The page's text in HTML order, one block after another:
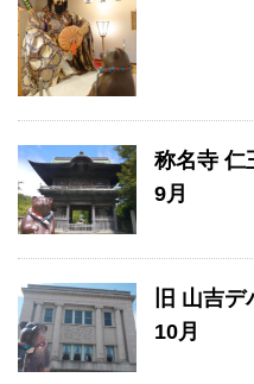
称名寺 仁
9月
旧 山吉
10月